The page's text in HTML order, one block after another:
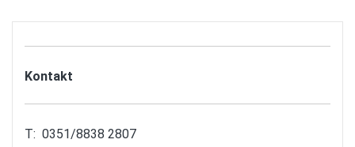
Kontakt
T: 0351/8838 2807